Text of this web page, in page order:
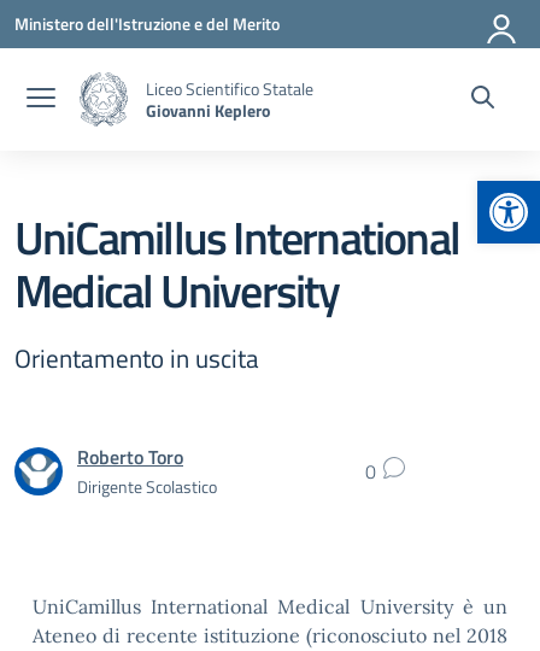
Vai ai contenuti
Vai al menu di navigazione
Vai al footer
Ministero dell'Istruzione e del Merito
Liceo Scientifico Statale
Giovanni Keplero
UniCamillus International
Medical University
Orientamento in uscita
Roberto Toro
Dirigente Scolastico 0
UniCamillus International Medical University è un
Ateneo di recente istituzione (riconosciuto nel 2018